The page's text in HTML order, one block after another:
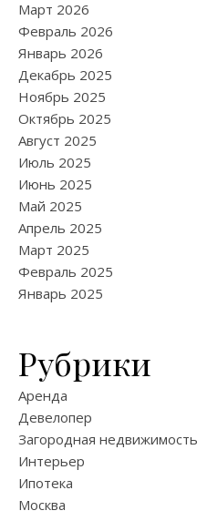
Март 2026
Февраль 2026
Январь 2026
Декабрь 2025
Ноябрь 2025
Октябрь 2025
Август 2025
Июль 2025
Июнь 2025
Май 2025
Апрель 2025
Март 2025
Февраль 2025
Январь 2025
Рубрики
Аренда
Девелопер
Загородная недвижимость
Интерьер
Ипотека
Москва